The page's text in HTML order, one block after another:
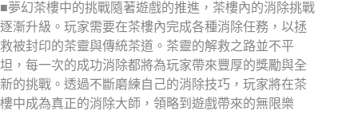
■夢幻茶樓中的挑戰隨著遊戲的推進，茶樓內的消除挑戰
逐漸升級。玩家需要在茶樓內完成各種消除任務，以拯
救被封印的茶靈與傳統茶道。茶靈的解救之路並不平
坦，每一次的成功消除都將為玩家帶來豐厚的獎勵與全
新的挑戰。透過不斷磨練自己的消除技巧，玩家將在茶
樓中成為真正的消除大師，領略到遊戲帶來的無限樂